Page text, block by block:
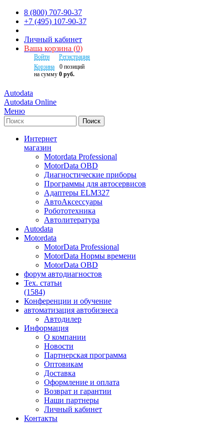
8 (800) 707-90-37
+7 (495) 107-90-37
Личный кабинет
Ваша корзина (0)
Войти
Регистрация
Корзина
0 позиций
на сумму 0 руб.
Autodata
Autodata Online
Меню
Поиск
Интернет
магазин
Motordata Professional
MotorData OBD
Диагностические приборы
Программы для автосервисов
Адаптеры ELM327
АвтоАксессуары
Робототехника
Автолитература
Autodata
Motordata
MotorData Professional
MotorData Нормы времени
MotorData OBD
форум автодиагностов
Тех. статьи
(1584)
Конференции и обучение
автоматизация автобизнеса
Автодилер
Информация
О компании
Новости
Партнерская программа
Оптовикам
Доставка
Оформление и оплата
Возврат и гарантии
Наши партнеры
Личный кабинет
Контакты